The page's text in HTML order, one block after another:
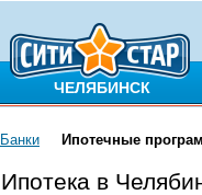
ЧЕЛЯБИНСК
Банки Ипотечные
Ипотека в